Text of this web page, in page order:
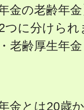
金の老齢年
つに分けられ
老齢厚生年
金とは20歳